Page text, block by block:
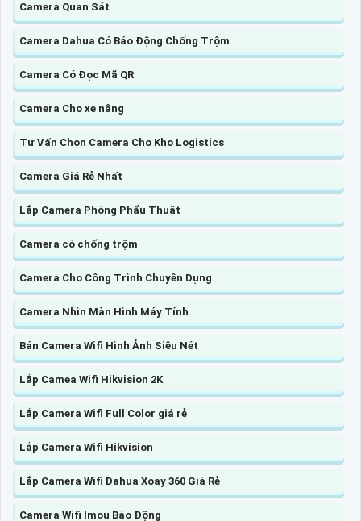
Camera Quan Sát
Camera Dahua Có Báo Động Chống Trộm
Camera Có Đọc Mã QR
Camera Cho xe nâng
Tư Vấn Chọn Camera Cho Kho Logistics
Camera Giá Rẻ Nhất
Lắp Camera Phòng Phẩu Thuật
Camera có chống trộm
Camera Cho Công Trình Chuyên Dụng
Camera Nhìn Màn Hình Máy Tính
Bán Camera Wifi Hình Ảnh Siêu Nét
Lắp Camea Wifi Hikvision 2K
Lắp Camera Wifi Full Color giá rẻ
Lắp Camera Wifi Hikvision
Lắp Camera Wifi Dahua Xoay 360 Giá Rẻ
Camera Wifi Imou Báo Động